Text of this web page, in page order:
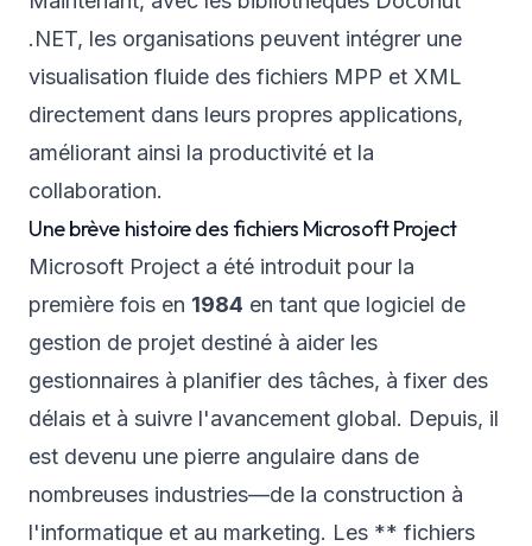
.NET, les organisations peuvent intégrer une
visualisation fluide des fichiers MPP et XML
directement dans leurs propres applications,
améliorant ainsi la productivité et la
collaboration.
Une brève histoire des fichiers Microsoft Project
Microsoft Project a été introduit pour la
première fois en 1984 en tant que logiciel de
gestion de projet destiné à aider les
gestionnaires à planifier des tâches, à fixer des
délais et à suivre l'avancement global. Depuis, il
est devenu une pierre angulaire dans de
nombreuses industries—de la construction à
l'informatique et au marketing. Les ** fichiers